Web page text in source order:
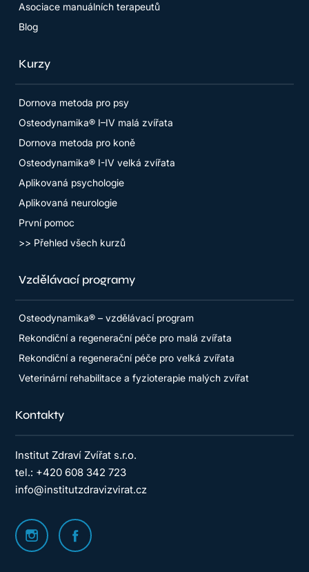
Asociace manuálních terapeutů
Blog
Kurzy
Dornova metoda pro psy
Osteodynamika® I–IV malá zvířata
Dornova metoda pro koně
Osteodynamika® I-IV velká zvířata
Aplikovaná psychologie
Aplikovaná neurologie
První pomoc
>> Přehled všech kurzů
Vzdělávací programy
Osteodynamika® – vzdělávací program
Rekondiční a regenerační péče pro malá zvířata
Rekondiční a regenerační péče pro velká zvířata
Veterinární rehabilitace a fyzioterapie malých zvířat
Kontakty
Institut Zdraví Zvířat s.r.o.
tel.: +420 608 342 723
info@institutzdravizvirat.cz